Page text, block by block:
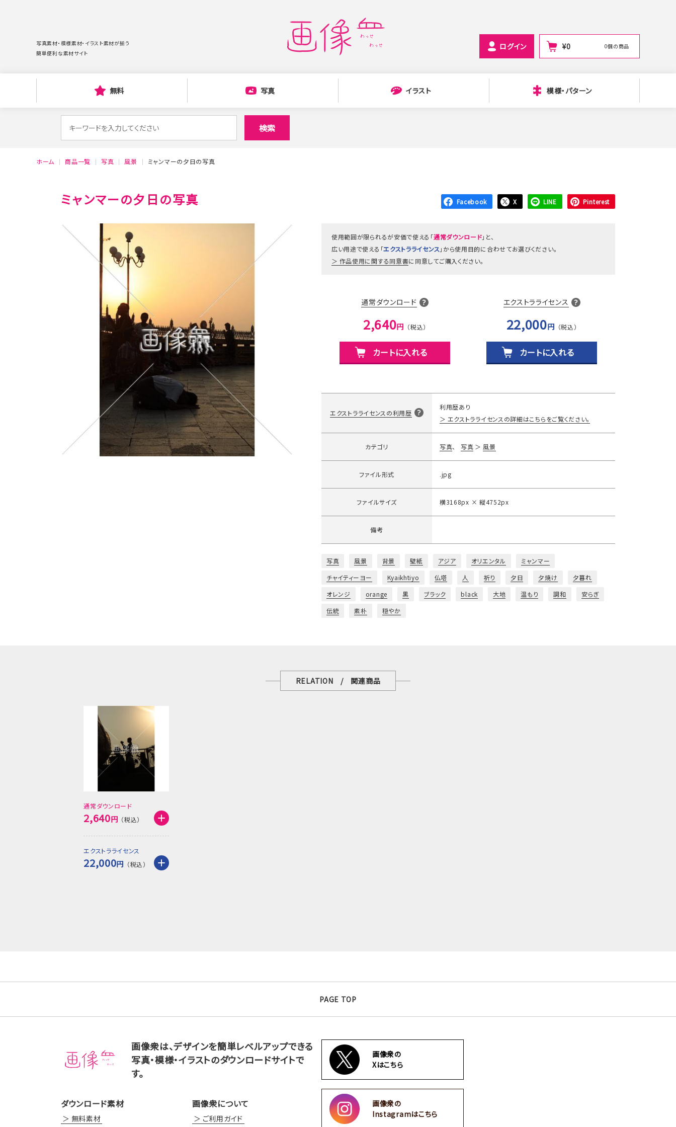
写真素材・模様素材・イラスト素材が揃う
簡単便利な素材サイト
ログイン ¥0 0個の商品
無料 写真 イラスト 模様・パターン
象:
検索
ホーム 商品一覧 写真 風景 ミャンマーの夕日の写真
ミャンマーの夕日の写真 Facebook X LINE Pinterest
使用範囲が限られるが安価で使える「通常ダウンロード」と、
広い用途で使える「エクストラライセンス 」から使用目的に合わせてお選びください。
作品使用に関する同意書に同意してご購入ください。
通常ダウンロード
2,640円
カートに入れる
エクストラライセンス
22,000円
カートに入れる
エクストラライセンスの利用歴
利用歴あり
エクストラライセンスの詳細はこちらをご覧ください。
カテゴリ 写真 写真 風景
ファイル形式 .jpg
ファイルサイズ 横3168px × 縦4752px
備考
写真 風景 背景 壁紙 アジア オリエンタル
ミャンマー
チャイティーヨー
Kyaikhtiyo 仏塔 人 祈り 夕日 夕焼け
夕暮れ
オレンジ
orange 黒 ブラック black 大地 温もり 調和
安らぎ
伝統
素朴 穏やか
RELATION / 関連商品
通常ダウンロード
2,640円
エクストラライセンス
22,000円
PAGE TOP
画像衆は、デザインを簡単レベルアップできる
写真・模様・イラストのダウンロードサイトで
す。
ダウンロード素材
無料素材
画像衆について
ご利用ガイド
画像衆の
Xはこちら
画像衆の
Instagramはこちら